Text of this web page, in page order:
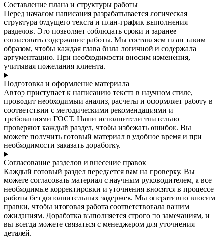
Составление плана и структуры работы
Перед началом написания разрабатывается логическая
структура будущего текста и план-график выполнения
разделов. Это позволяет соблюдать сроки и заранее
согласовать содержание работы. Мы составляем план таким
образом, чтобы каждая глава была логичной и содержала
аргументацию. При необходимости вносим изменения,
учитывая пожелания клиента.
Подготовка и оформление материала
Автор приступает к написанию текста в научном стиле,
проводит необходимый анализ, расчеты и оформляет работу в
соответствии с методическими рекомендациями и
требованиями ГОСТ. Наши исполнители тщательно
проверяют каждый раздел, чтобы избежать ошибок. Вы
можете получить готовый материал в удобное время и при
необходимости заказать доработку.
Согласование разделов и внесение правок
Каждый готовый раздел передается вам на проверку. Вы
можете согласовать материал с научным руководителем, а все
необходимые корректировки и уточнения вносятся в процессе
работы без дополнительных задержек. Мы оперативно вносим
правки, чтобы итоговая работа соответствовала вашим
ожиданиям. Доработка выполняется строго по замечаниям, и
вы всегда можете связаться с менеджером для уточнения
деталей.